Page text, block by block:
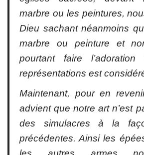
marbre ou les peintures,
Dieu sachant néanmoins
marbre ou peinture et
pourtant faire
représentations est
Maintenant, pour en
advient que notre art n’est
des simulacres à la
précédentes. Ainsi les